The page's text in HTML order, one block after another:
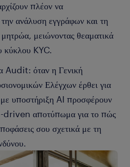
πλέον να
ανάλυση εγγράφων και τη
μειώνοντας θεαματικά
κύκλου KYC.
Audit: όταν η Γενική
Ελέγχων έρθει για
υποστήριξη AI προσφέρουν
driven αποτύπωμα για το πώς
σου σχετικά με τη